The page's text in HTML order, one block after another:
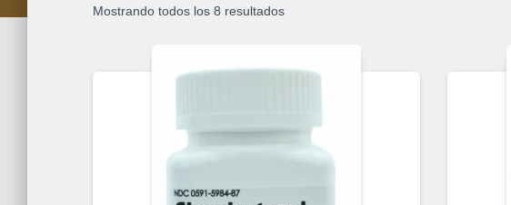
Mostrando todos los 8 resultados